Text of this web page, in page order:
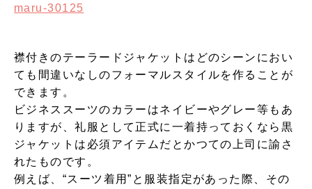
maru-30125
襟付きのテーラードジャケットはどのシーンにおい
ても間違いなしのフォーマルスタイルを作ることが
できます。
ビジネススーツのカラーはネイビーやグレー等もあ
りますが、礼服として正式に一着持っておくなら黒
ジャケットは必須アイテムだとかつての上司に諭さ
れたものです。
例えば、“スーツ着用”と服装指定があった際、その